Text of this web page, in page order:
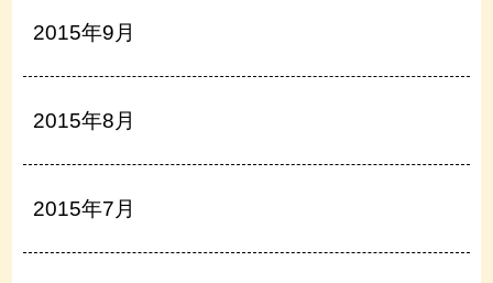
2015年9月
2015年8月
2015年7月